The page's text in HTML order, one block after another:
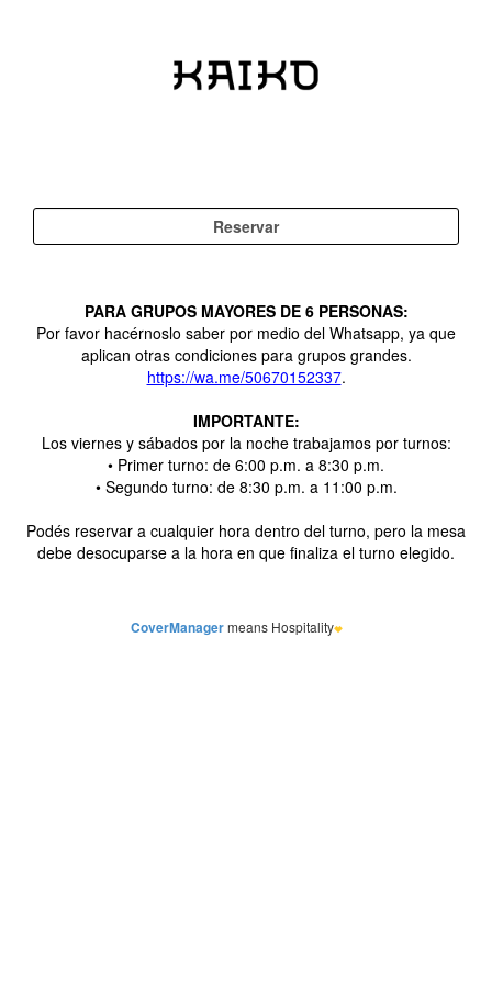
PARA GRUPOS MAYORES DE 6 PERSONAS:
Por favor hacérnoslo saber por medio del Whatsapp, ya que
aplican otras condiciones para grupos grandes.
https://wa.me/50670152337.
IMPORTANTE:
Los viernes y sábados por la noche trabajamos por turnos:
• Primer turno: de 6:00 p.m. a 8:30 p.m.
• Segundo turno: de 8:30 p.m. a 11:00 p.m.
Podés reservar a cualquier hora dentro del turno, pero la mesa
debe desocuparse a la hora en que finaliza el turno elegido.
CoverManagermeans Hospitality